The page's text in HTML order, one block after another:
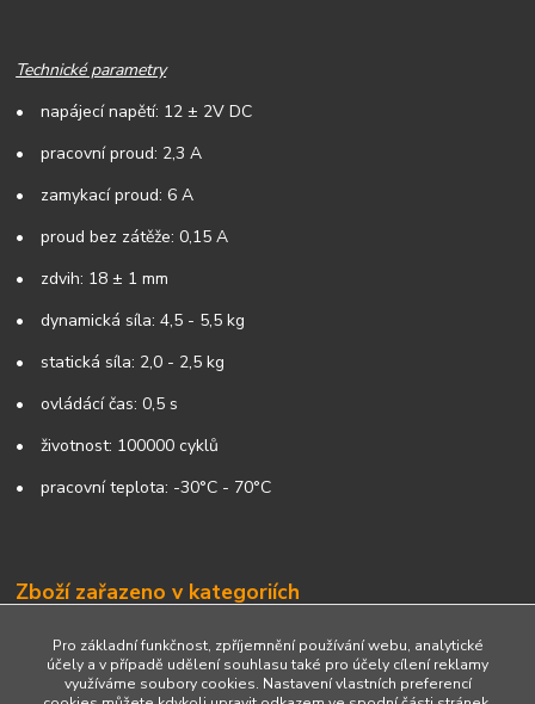
Technické parametry
•napájecí napětí: 12 ± 2V DC
•pracovní proud: 2,3 A
• zamykací proud: 6 A
•proud bez zátěže: 0,15 A
• zdvih: 18 ± 1 mm
•dynamická síla: 4,5 - 5,5 kg
• statická síla: 2,0 - 2,5 kg
•ovládácíčas: 0,5 s
•životnost: 100000 cyklů
•pracovní teplota: -30°C - 70°C
Zboží zařazeno v kategoriích
Pro základní funkčnost, zpříjemnění používání webu, analytické
účely a v případě udělení souhlasu také pro účely cílení reklamy
využíváme soubory cookies. Nastavení vlastních preferencí